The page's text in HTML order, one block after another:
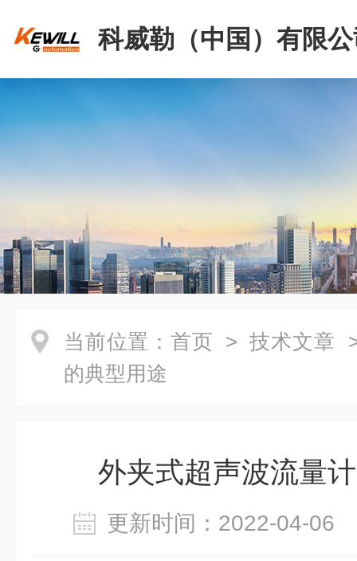
科威勒（中国）有限
当前位置： 首页 > 技术文章
的典型用途
外夹式超声波流量
更新时间：2022-04-